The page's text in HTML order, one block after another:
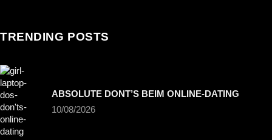
TRENDING POSTS
ABSOLUTE DONT’S BEIM ONLINE-DATING
10/08/2026